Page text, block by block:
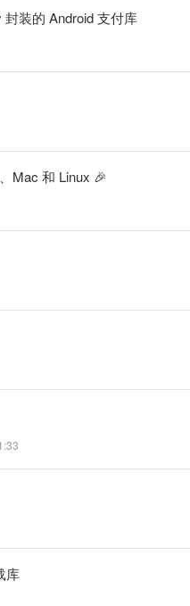
装的 Android 支付库
Mac 和 Linux 🎉
库